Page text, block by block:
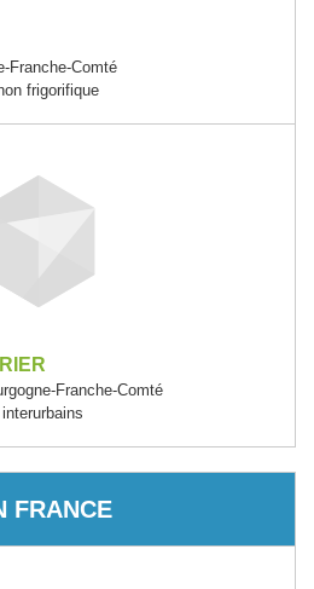
Franche-Comté
frigorifique
Franche-Comté
FRANCE